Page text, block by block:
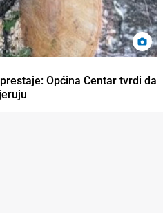
Općina Centar tvrdi da